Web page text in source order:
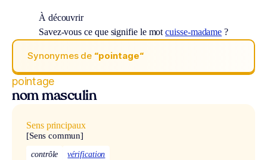
À découvrir
Savez-vous ce que signifie le motcuisse-madame ?
Synonymes de “pointage“
pointage
nom masculin
Sens principaux
[Sens commun]
contrôle vérification